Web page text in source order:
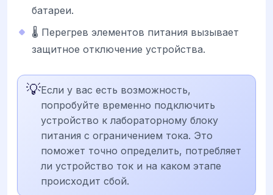
батареи.
🌡️ Перегрев элементов питания вызывает
защитное отключение устройства.
💡Если у вас есть возможность,
попробуйте временно подключить
устройство к лабораторному блоку
питания с ограничением тока. Это
поможет точно определить, потребляет
ли устройство ток и на каком этапе
происходит сбой.